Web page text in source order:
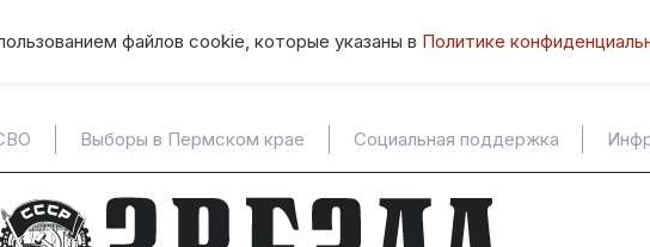
файлов cookie, которые указаны в Политике
Выборы в Пермском крае Социальная поддержка